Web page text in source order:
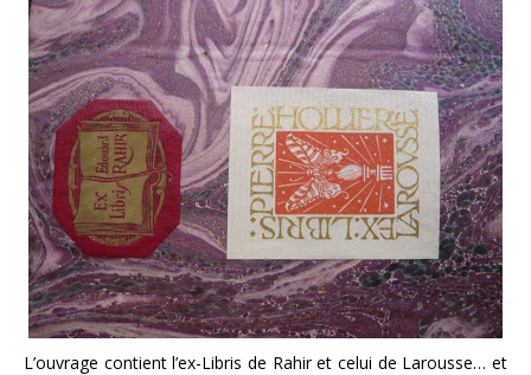
L’ouvrage contient l’ex-Libris de Rahir et celui de Larousse… et